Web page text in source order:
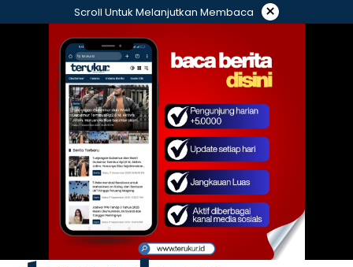
ke
Scroll Untuk Melanjutkan Membaca ×